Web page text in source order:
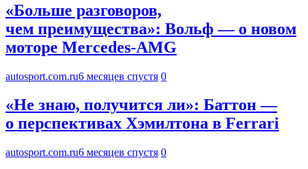
«Больше разговоров,
чем преимущества»: Вольф — о новом
моторе Mercedes-AMG
autosport.com.ru6 месяцев спустя 0
«Не знаю, получится ли»: Баттон —
о перспективах Хэмилтона в Ferrari
autosport.com.ru6 месяцев спустя 0